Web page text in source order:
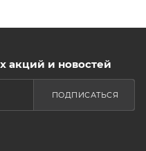
акций и новостей
ПОДПИСАТЬСЯ